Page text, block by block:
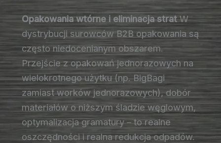
Opakowania wtórne i eliminacja stratW
dystrybucji surowców B2B opakowania są
często niedocenianym obszarem.
Przejście z opakowań jednorazowych na
wielokrotnego użytku (np. BigBagi
zamiast worków jednorazowych), dobór
materiałów o niższym śladzie węglowym,
optymalizacja gramatury – to realne
oszczędności i realna redukcja odpadów.